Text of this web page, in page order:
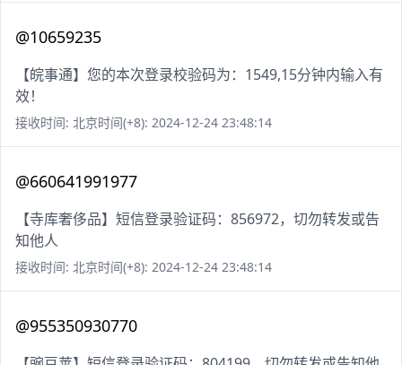
@10659235
【皖事通】您的本次登录校验码为：1549,15分钟内输入有
效！
接收时间: 北京时间(+8): 2024-12-24 23:48:14
@660641991977
【寺库奢侈品】短信登录验证码：856972，切勿转发或告
知他人
接收时间: 北京时间(+8): 2024-12-24 23:48:14
@955350930770